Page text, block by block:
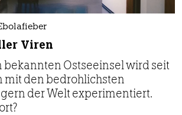
Viren
bekannten Ostseeinsel wird seit
mit den bedrohlichsten
der Welt experimentiert.